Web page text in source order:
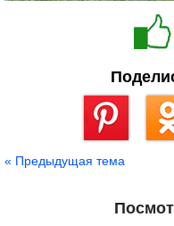
« Предыдущая тема